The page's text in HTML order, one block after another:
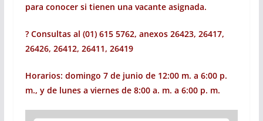
para conocer si tienen una vacante asignada.
?Consultas al (01) 615 5762, anexos 26423, 26417,
26426, 26412, 26411, 26419
Horarios: domingo 7 de junio de 12:00 m. a 6:00 p.
m., y de lunes a viernes de 8:00 a. m. a 6:00 p. m.